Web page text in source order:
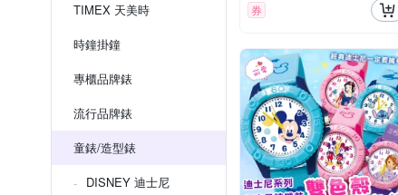
TIMEX 天美時
時鐘掛鐘
專櫃品牌錶
流行品牌錶
童錶/造型錶
DISNEY 迪士尼
券